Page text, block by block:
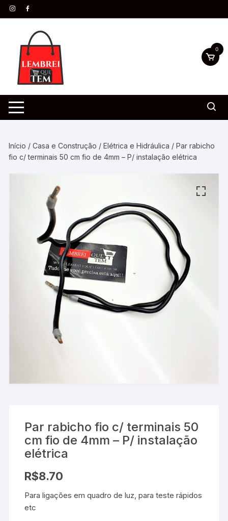
0
Início /Casa e Construção /Elétrica e Hidráulica / Par rabicho
fio c/ terminais 50 cm fio de 4mm – P/ instalação elétrica
Par rabicho fio c/ terminais 50
cm fio de 4mm – P/ instalação
elétrica
R$8.70
Para ligações em quadro de luz, para teste rápidos
etc